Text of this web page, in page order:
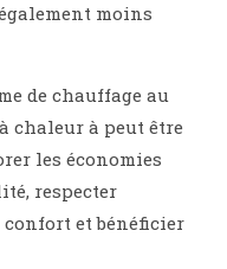
moins
de chauffage au
chaleur à peut être
les économies
respecter
et bénéficier